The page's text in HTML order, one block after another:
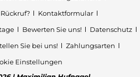
Kontaktformular
Bewerten Sie uns!
Datenschutz
Sie bei uns!
Zahlungsarten
Einstellungen